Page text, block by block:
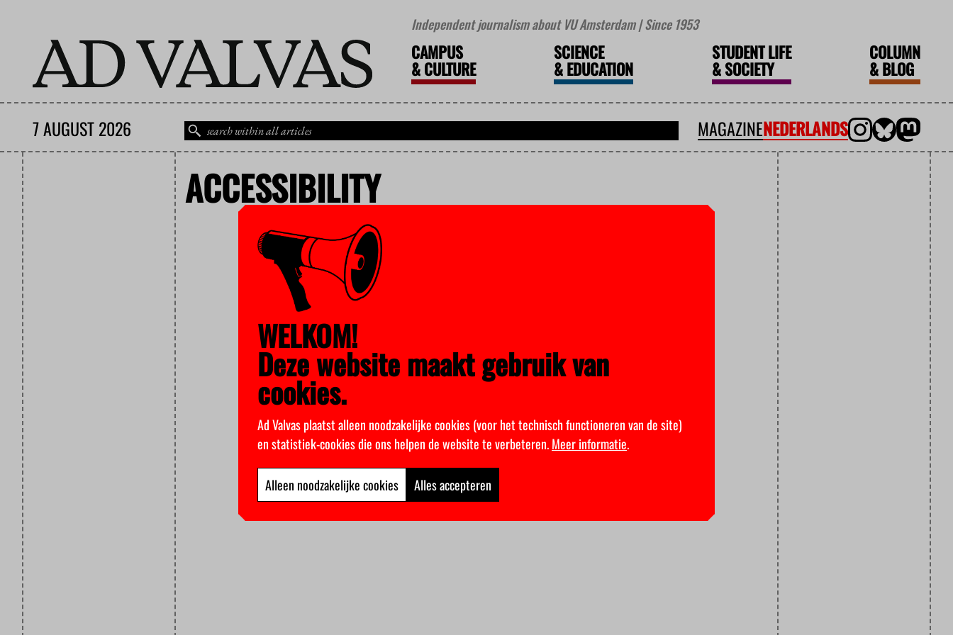
Independent journalism about VU Amsterdam | Since 1953
CAMPUS
&CULTURE
SCIENCE
&EDUCATION
STUDENT LIFE
&SOCIETY
COLUMN
&BLOG
7 AUGUST 2026 MAGAZINENEDERLANDS
ACCESSIBILITY
WELKOM!
Deze website maakt gebruik van
cookies.
Ad Valvas plaatst alleen noodzakelijke cookies (voor het technisch functioneren van de site)
en statistiek-cookies die ons helpen de website te verbeteren.Meer informatie.
Alleen noodzakelijke cookies Alles accepteren